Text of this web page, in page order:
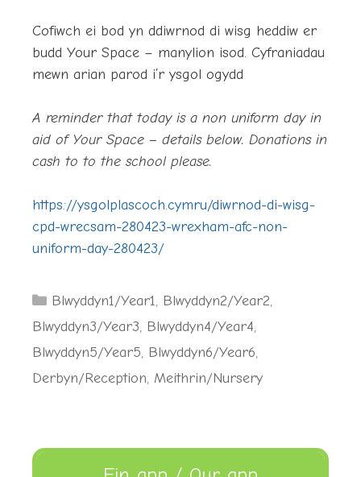
Cofiwch ei bod yn ddiwrnod di wisg heddiw er
budd Your Space – manylion isod. Cyfraniadau
mewn arian parod i’r ysgol ogydd
A reminder that today is a non uniform day in
aid of Your Space – details below. Donations in
cash to to the school please.
https://ysgolplascoch.cymru/diwrnod-di-wisg-
cpd-wrecsam-280423-wrexham-afc-non-
uniform-day-280423/
Categories
Blwyddyn1/Year1, Blwyddyn2/Year2,
Blwyddyn3/Year3, Blwyddyn4/Year4,
Blwyddyn5/Year5, Blwyddyn6/Year6,
Derbyn/Reception, Meithrin/Nursery